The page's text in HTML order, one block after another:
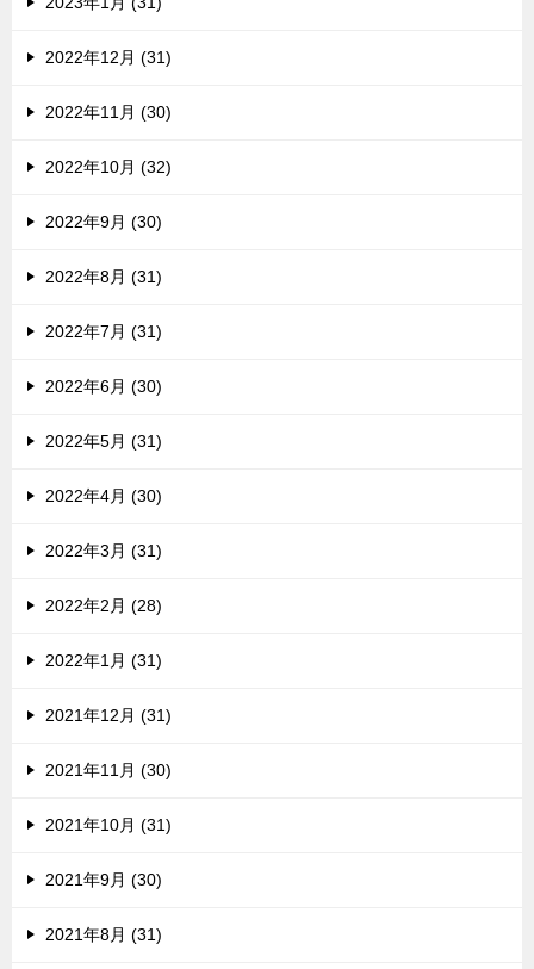
2022年12月 (31)
2022年11月 (30)
2022年10月 (32)
2022年9月 (30)
2022年8月 (31)
2022年7月 (31)
2022年6月 (30)
2022年5月 (31)
2022年4月 (30)
2022年3月 (31)
2022年2月 (28)
2022年1月 (31)
2021年12月 (31)
2021年11月 (30)
2021年10月 (31)
2021年9月 (30)
2021年8月 (31)